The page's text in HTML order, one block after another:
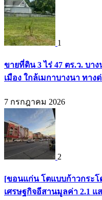
1
ขายที่ดิน 3 ไร่ 47 ตร.ว. บา
เมือง ใกล้เมกาบางนา ทาง
7 กรกฎาคม 2026
2
[ขอนแก่น โตแบบก้าวกระ
เศรษฐกิจอีสานมูลค่า 2.1 แ